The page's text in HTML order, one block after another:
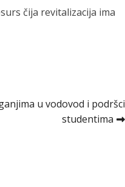
čija revitalizacija ima
u vodovod i podršci
studentima